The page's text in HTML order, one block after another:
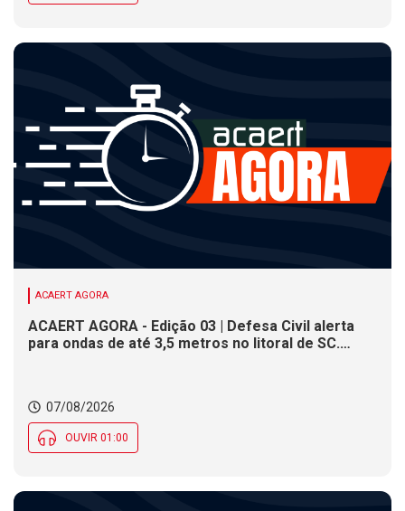
ACAERT AGORA
ACAERT AGORA - Edição 03 | Defesa Civil alerta
para ondas de até 3,5 metros no litoral de SC.
07/08/2026
OUVIR 01:00